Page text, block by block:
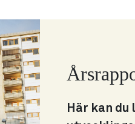
Här kan du